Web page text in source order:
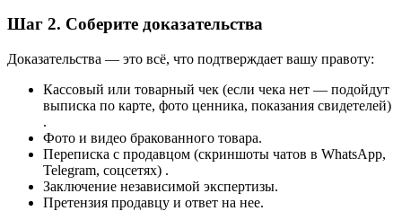
Шаг 2. Соберите доказательства
Доказательства — это всё, что подтверждает вашу правоту:
Кассовый или товарный чек (если чека нет — подойдут
выписка по карте, фото ценника, показания свидетелей)
.
Фото и видео бракованного товара.
Переписка с продавцом (скриншоты чатов в WhatsApp,
Telegram, соцсетях) .
Заключение независимой экспертизы.
Претензия продавцу и ответ на нее.